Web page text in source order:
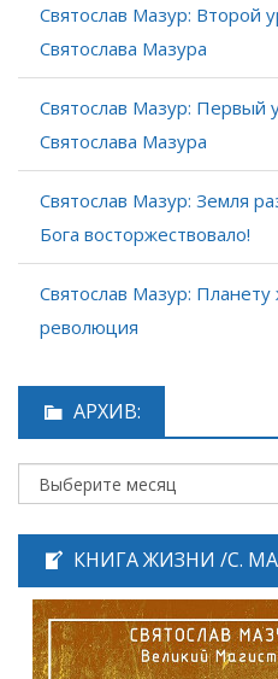
Святослав Мазур: Второй
Святослава Мазура
Святослав Мазур: Первый
Святослава Мазура
Святослав Мазур: Земля
Бога восторжествовало!
Святослав Мазур:
революция
АРХИВ:
КНИГА ЖИЗНИ /С.